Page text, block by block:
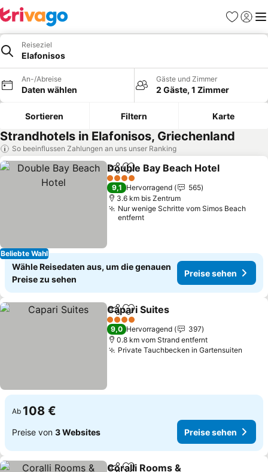
Favoriten
Reiseziel
Elafonisos
An-/Abreise
Daten wählen
Gäste und Zimmer
2 Gäste, 1 Zimmer
Sortieren Filtern Karte
Strandhotels in Elafonisos, Griechenland
So beeinflussen Zahlungen an uns unser Ranking
Beliebte Wahl
TeilenZu Favoriten hinzufügen
Double Bay Beach Hotel
4 Sterne
9,1 Hervorragend
565
3.6 km bis Zentrum
Nur wenige Schritte vom Simos Beach
entfernt
Wähle Reisedaten aus, um die genauen
Preise zu sehen
Preise sehen
TeilenZu Favoriten hinzufügen
Capari Suites
4 Sterne
9,0 Hervorragend
397
0.8 km vom Strand entfernt
Private Tauchbecken in Gartensuiten
Ab 108 €
Preise von 3 Websites Preise sehen
Coralli Rooms &